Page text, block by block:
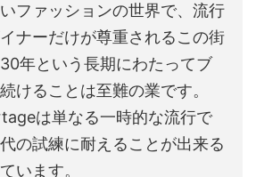
ファッションの世界で、流行
ナーだけが尊重されるこの街
年という長期にわたってブ
けることは至難の業です。
は単なる一時的な流行で
の試練に耐えることが出来る
います。